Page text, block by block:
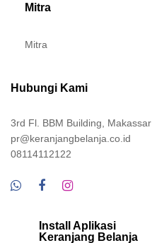
Mitra
Mitra
Hubungi Kami
3rd Fl. BBM Building, Makassar
pr@keranjangbelanja.co.id
08114112122
Install Aplikasi
Keranjang Belanja